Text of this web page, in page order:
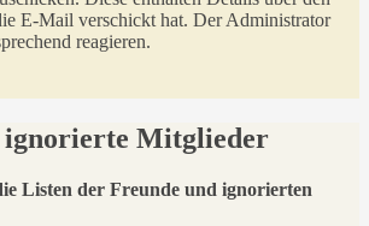
E-Mail verschickt hat. Der Administrator
reagieren.
ignorierte Mitglieder
Listen der Freunde und ignorierten